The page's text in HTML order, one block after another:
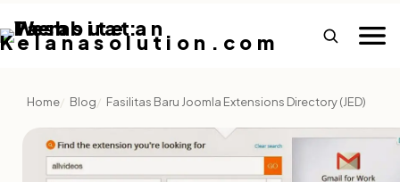
Home Blog Fasilitas Baru Joomla Extensions Directory (JED)